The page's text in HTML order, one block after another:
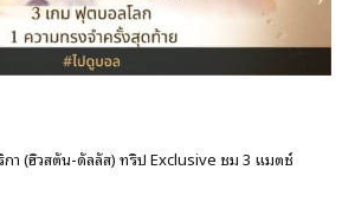
กา (ฮิวสตัน-ดัลลัส) ทริป Exclusive ชม 3 แมตช์